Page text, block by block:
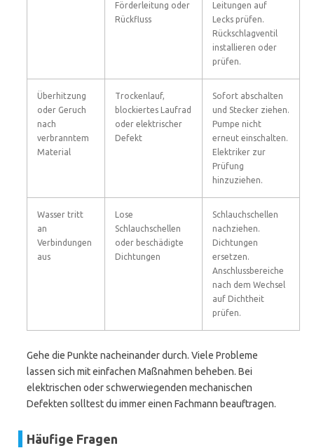
Förderleitung oder
Rückfluss
Leitungen auf
Lecks prüfen.
Rückschlagventil
installieren oder
prüfen.
Überhitzung
oder Geruch
nach
verbranntem
Material
Trockenlauf,
blockiertes Laufrad
oder elektrischer
Defekt
Sofort abschalten
und Stecker ziehen.
Pumpe nicht
erneut einschalten.
Elektriker zur
Prüfung
hinzuziehen.
Wasser tritt
an
Verbindungen
aus
Lose
Schlauchschellen
oder beschädigte
Dichtungen
Schlauchschellen
nachziehen.
Dichtungen
ersetzen.
Anschlussbereiche
nach dem Wechsel
auf Dichtheit
prüfen.
Gehe die Punkte nacheinander durch. Viele Probleme
lassen sich mit einfachen Maßnahmen beheben. Bei
elektrischen oder schwerwiegenden mechanischen
Defekten solltest du immer einen Fachmann beauftragen.
Häufige Fragen